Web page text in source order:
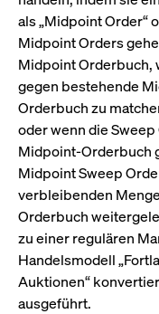
als „Midpoint Order“
Midpoint Orders
Midpoint Orderbuch,
gegen bestehende
Orderbuch zu
oder wenn die
Midpoint-Orderbuch
Midpoint Sweep
verbleibenden
Orderbuch
zu einer regulären
Handelsmodell
Auktionen“
ausgeführt.